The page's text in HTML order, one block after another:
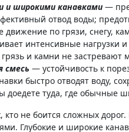
и широкими канавками—
отвод воды;
движение по грязи, снегу,
интенсивные нагрузки и
и камни не застревают
смесь — устойчивость к
быстро отводят воду,
доедете туда, где обычные
не боится сложных
Глубокие и широкие